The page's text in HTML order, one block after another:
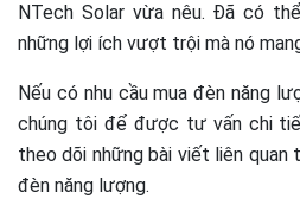
NTech Solar vừa nêu. Đã có
những lợi ích vượt trội mà nó
Nếu có nhu cầu mua đèn năng
chúng tôi để được tư vấn chi
theo dõi những bài viết liên
đèn năng lượng.